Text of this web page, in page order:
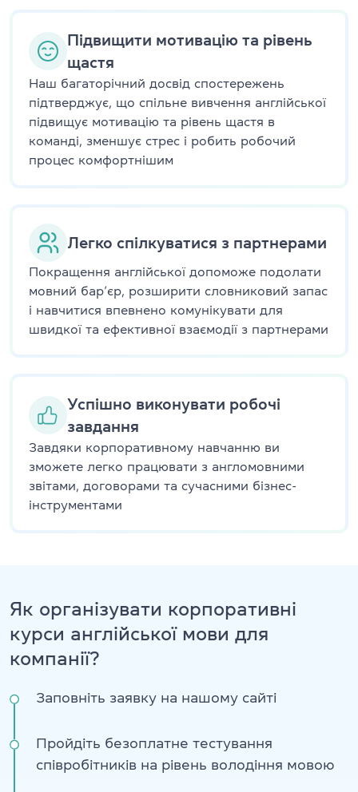
Підвищити мотивацію та рівень
щастя
Наш багаторічний досвід спостережень
підтверджує, що спільне вивчення англійської
підвищує мотивацію та рівень щастя в
команді, зменшує стрес і робить робочий
процес комфортнішим
Легко спілкуватися з партнерами
Покращення англійської допоможе подолати
мовний бар’єр, розширити словниковий запас
і навчитися впевнено комунікувати для
швидкої та ефективної взаємодії з партнерами
Успішно виконувати робочі
завдання
Завдяки корпоративному навчанню ви
зможете легко працювати з англомовними
звітами, договорами та сучасними бізнес-
інструментами
Як організувати корпоративні
курси англійської мови для
компанії?
Заповніть заявку на нашому сайті
Пройдіть безоплатне тестування
співробітників на рівень володіння мовою